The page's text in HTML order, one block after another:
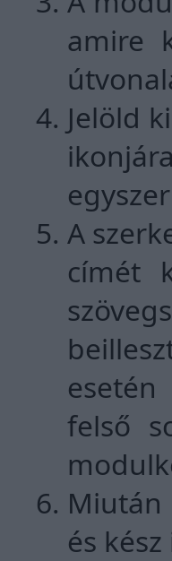
amire
Jelöld
A
címét
felső
és